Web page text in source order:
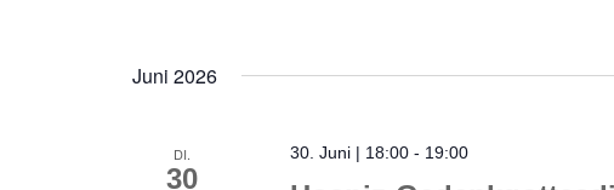
Juni 2026
DI.
30
30. Juni | 18:00 - 19:00